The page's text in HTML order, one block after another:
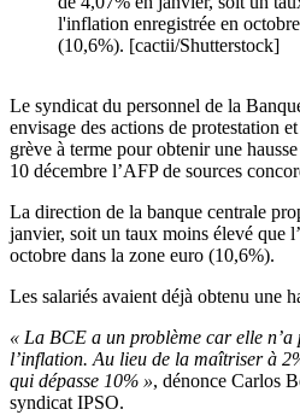
l'inflation enregistrée en
(10,6%). [cactii/Shutterstock]
Le syndicat du personnel de la
envisage des actions de protestation
grève à terme pour obtenir une
10 décembre l’AFP de sources
La direction de la banque centrale
janvier, soit un taux moins élevé que
octobre dans la zone euro (10,6%).
Les salariés avaient déjà obtenu une
« La BCE a un problème car elle n’a
l’inflation. Au lieu de la maîtriser à
qui dépasse 10% », dénonce Carlos
syndicat IPSO.